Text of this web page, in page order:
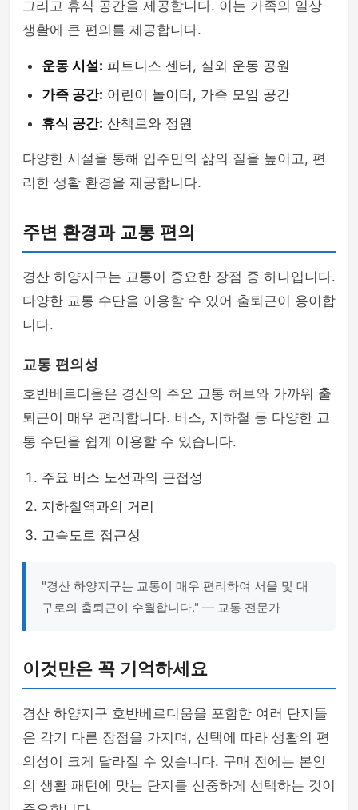
그리고 휴식 공간을 제공합니다. 이는 가족의 일상
생활에 큰 편의를 제공합니다.
운동 시설: 피트니스 센터, 실외 운동 공원
가족 공간: 어린이 놀이터, 가족 모임 공간
휴식 공간: 산책로와 정원
다양한 시설을 통해 입주민의 삶의 질을 높이고, 편
리한 생활 환경을 제공합니다.
주변 환경과 교통 편의
경산 하양지구는 교통이 중요한 장점 중 하나입니다.
다양한 교통 수단을 이용할 수 있어 출퇴근이 용이합
니다.
교통 편의성
호반베르디움은 경산의 주요 교통 허브와 가까워 출
퇴근이 매우 편리합니다. 버스, 지하철 등 다양한 교
통 수단을 쉽게 이용할 수 있습니다.
주요 버스 노선과의 근접성
지하철역과의 거리
고속도로 접근성
"경산 하양지구는 교통이 매우 편리하여 서울 및 대
구로의 출퇴근이 수월합니다." — 교통 전문가
이것만은 꼭 기억하세요
경산 하양지구 호반베르디움을 포함한 여러 단지들
은 각기 다른 장점을 가지며, 선택에 따라 생활의 편
의성이 크게 달라질 수 있습니다. 구매 전에는 본인
의 생활 패턴에 맞는 단지를 신중하게 선택하는 것이